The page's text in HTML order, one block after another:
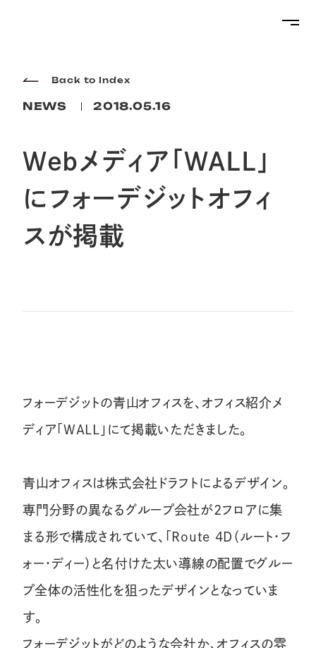
Projects
Services
About
Topics
Career
JP EN TH
Back to Index
NEWS 2018.05.16
Webメディア「WALL」
にフォーデジットオフィ
スが掲載
フォーデジットの青山オフィスを、オフィス紹介メ
ディア「WALL」にて掲載いただきました。
青山オフィスは株式会社ドラフトによるデザイン。
専門分野の異なるグループ会社が2フロアに集
まる形で構成されていて、「Route 4D（ルート・フ
ォー・ディー）と名付けた太い導線の配置でグルー
プ全体の活性化を狙ったデザインとなっていま
す。
フォーデジットがどのような会社か、オフィスの雰